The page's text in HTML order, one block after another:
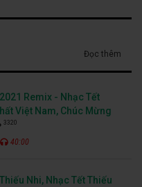
Đọc thêm
Remix - Nhạc Tết
Việt Nam, Chúc Mừng
3320
40:00
Nhi, Nhạc Tết Thiếu